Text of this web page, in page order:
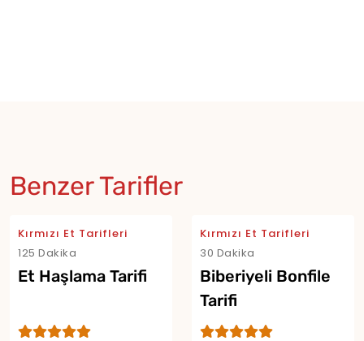
Benzer Tarifler
Kırmızı Et Tarifleri
125 Dakika
Et Haşlama Tarifi
Kırmızı Et Tarifleri
30 Dakika
Biberiyeli Bonfile
Tarifi